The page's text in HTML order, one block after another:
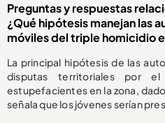
Preguntas y respuestas
¿Qué hipótesis manejan las
móviles del triple homicidio
La principal hipótesis de las
disputas territoriales por
estupefacientes en la zona,
señala que los jóvenes serían